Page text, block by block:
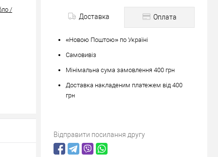
/
Доставка Оплата
«Новою Поштою» по Україні
Самовивіз
Мінімальна сума замовлення 400 грн
Доставка накладеним платежем від 400
грн
Відправити посилання другу